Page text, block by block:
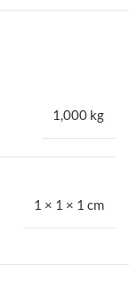
1,000 kg
1 × 1 × 1 cm